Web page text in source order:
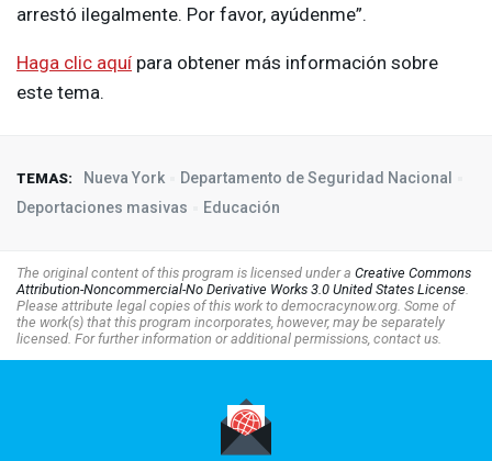
arrestó ilegalmente. Por favor, ayúdenme”.
Haga clic aquí para obtener más información sobre
este tema.
TEMAS: Nueva York
Departamento de Seguridad Nacional
Deportaciones masivas
Educación
The original content of this program is licensed under a Creative Commons
Attribution-Noncommercial-No Derivative Works 3.0 United States License.
Please attribute legal copies of this work to democracynow.org. Some of
the work(s) that this program incorporates, however, may be separately
licensed. For further information or additional permissions, contact us.